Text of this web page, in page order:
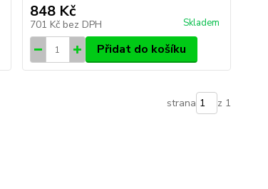
848 Kč
701 Kč bez DPH Skladem
Přidat do košíku
strana z 1